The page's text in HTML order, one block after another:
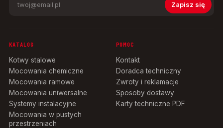
Zapisz się
KATALOG
Kotwy stalowe
Mocowania chemiczne
Mocowania ramowe
Mocowania uniwersalne
Systemy instalacyjne
Mocowania w pustych
przestrzeniach
POMOC
Kontakt
Doradca techniczny
Zwroty i reklamacje
Sposoby dostawy
Karty techniczne PDF